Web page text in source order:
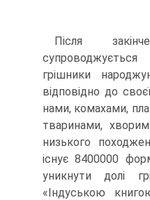
Після
гріш­ники
відповідно до
нами, комахами,
тваринами,
низького
існує 8400000
уникнути долі
«Індуською